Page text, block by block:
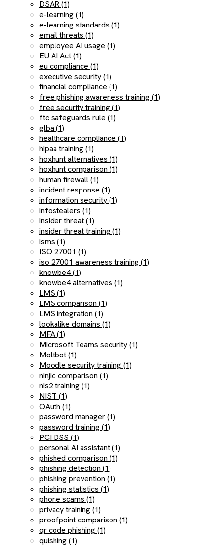
DSAR (1)
e-learning (1)
e-learning standards (1)
email threats (1)
employee AI usage (1)
EU AI Act (1)
eu compliance (1)
executive security (1)
financial compliance (1)
free phishing awareness training (1)
free security training (1)
ftc safeguards rule (1)
glba (1)
healthcare compliance (1)
hipaa training (1)
hoxhunt alternatives (1)
hoxhunt comparison (1)
human firewall (1)
incident response (1)
information security (1)
infostealers (1)
insider threat (1)
insider threat training (1)
isms (1)
ISO 27001 (1)
iso 27001 awareness training (1)
knowbe4 (1)
knowbe4 alternatives (1)
LMS (1)
LMS comparison (1)
LMS integration (1)
lookalike domains (1)
MFA (1)
Microsoft Teams security (1)
Moltbot (1)
Moodle security training (1)
ninjio comparison (1)
nis2 training (1)
NIST (1)
OAuth (1)
password manager (1)
password training (1)
PCI DSS (1)
personal AI assistant (1)
phished comparison (1)
phishing detection (1)
phishing prevention (1)
phishing statistics (1)
phone scams (1)
privacy training (1)
proofpoint comparison (1)
qr code phishing (1)
quishing (1)